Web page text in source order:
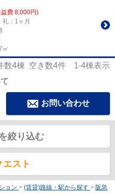
費 8,000円)
礼：1ヶ月
㎡
数4棟 空き数4件 1-4棟表示
お問い合わせ
絞り込む
スト
ョン > (賃貸)路線・駅から探す > 阪急